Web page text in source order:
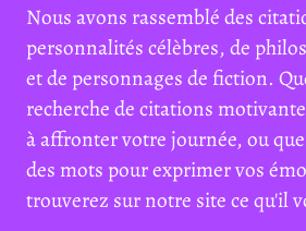
Nous avons rassemblé des
personnalités célèbres, de
et de personnages de fiction.
recherche de citations
à affronter votre journée, ou
des mots pour exprimer vos
trouverez sur notre site ce qu'il